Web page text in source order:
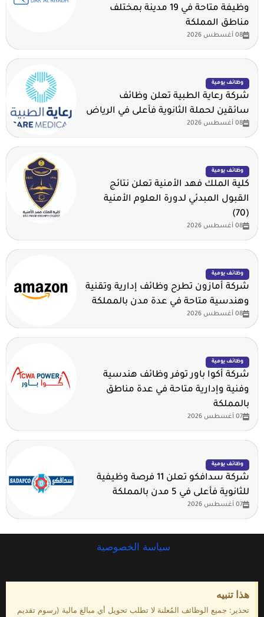
وظيفة متاحة في 19 مدينة بمختلف
مناطق المملكة
08 أغسطس 2026
وظائف يومية
شركة رعاية الطبية تعلن وظائف
سائقين لحملة الثانوية فأعلى في الرياض
08 أغسطس 2026
وظائف يومية
كلية الملك فهد الأمنية تعلن نتائج
القبول المبدئي لدورة العلوم الأمنية
(70)
08 أغسطس 2026
وظائف يومية
شركة أمازون تطرح وظائف إدارية وتقنية
وهندسية متاحة في عدة مدن بالمملكة
08 أغسطس 2026
وظائف يومية
شركة أكوا باور توفر وظائف هندسية
وفنية وإدارية متاحة في عدة مناطق
بالمملكة
07 أغسطس 2026
وظائف يومية
شركة سدافكو تعلن 11 فرصة وظيفية
للثانوية فأعلى في 5 مدن بالمملكة
07 أغسطس 2026
سياسة الخصوصية
هذا تنبيه
تحذير: جميع الوظائف المُعلنة لا تطلب تحويل أي مبالغ مالية (رسوم تقديم